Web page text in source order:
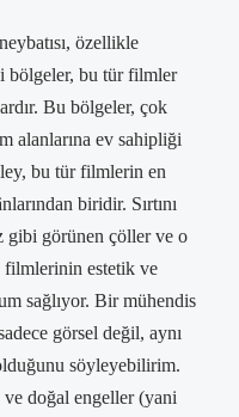
özellikle
bölgeler, bu tür filmler
Bu bölgeler, çok
alanlarına ev sahipliği
bu tür filmlerin en
biridir. Sırtını
gibi görünen çöller ve o
filmlerinin estetik ve
sağlıyor. Bir mühendis
görsel değil, aynı
söyleyebilirim.
ve doğal engeller (yani